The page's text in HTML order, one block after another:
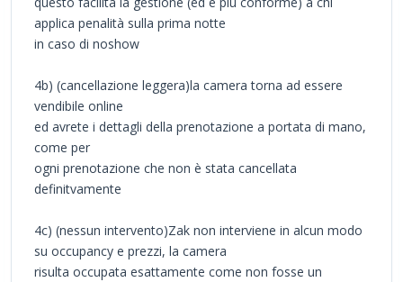
applica penalità sulla prima notte
in caso di noshow
4b) (cancellazione leggera)la camera torna ad essere
vendibile online
ed avrete i dettagli della prenotazione a portata di mano,
come per
ogni prenotazione che non è stata cancellata
definitvamente
4c) (nessun intervento)Zak non interviene in alcun modo
su occupancy e prezzi, la camera
risulta occupata esattamente come non fosse un